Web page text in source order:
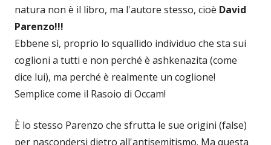
natura non è il libro, ma l'autore stesso, cioè David
Parenzo!!!
Ebbene sì, proprio lo squallido individuo che sta sui
coglioni a tutti e non perché è ashkenazita (come
dice lui), ma perché è realmente un coglione!
Semplice come il Rasoio di Occam!
È lo stesso Parenzo che sfrutta le sue origini (false)
per nascondersi dietro all'antisemitismo. Ma questa